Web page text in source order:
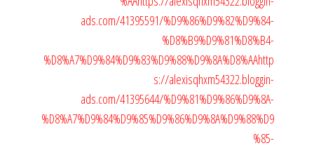
ads.com/41395591/%D9%86%D9%82%D9%84-
%D8%B9%D9%81%D8%B4-
%D8%A7%D9%84%D9%83%D9%88%D9%8A%D8%AAhttp
s://alexisqhxm54322.bloggin-
ads.com/41395644/%D9%81%D9%86%D9%8A-
%D8%A7%D9%84%D9%85%D9%86%D9%8A%D9%88%D9
%85-